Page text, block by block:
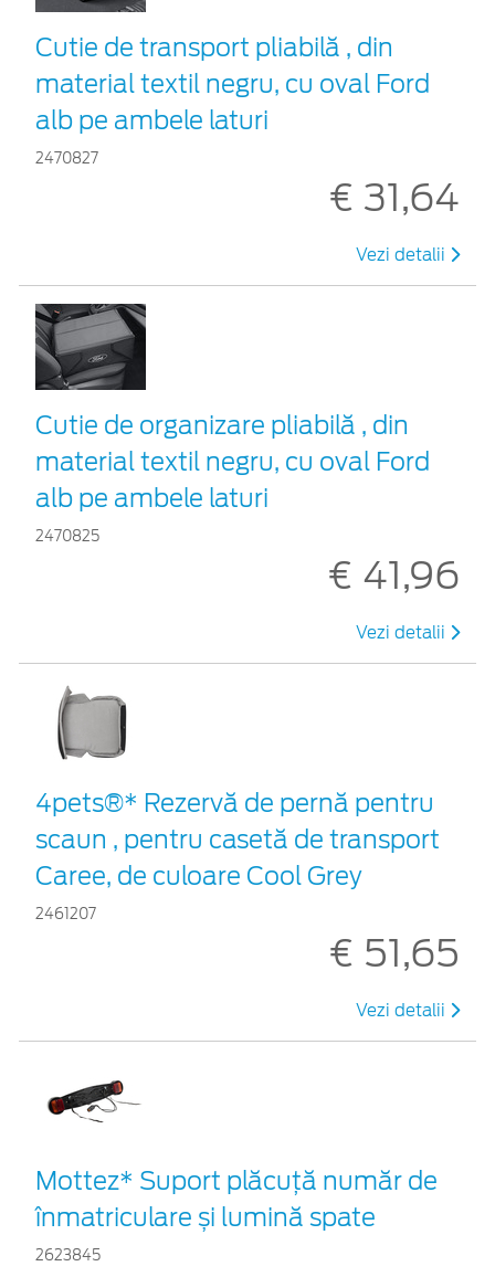
Cutie de transport pliabilă , din
material textil negru, cu oval Ford
alb pe ambele laturi
2470827
€ 31,64
Vezi detalii
Cutie de organizare pliabilă , din
material textil negru, cu oval Ford
alb pe ambele laturi
2470825
€ 41,96
Vezi detalii
4pets®* Rezervă de pernă pentru
scaun , pentru casetă de transport
Caree, de culoare Cool Grey
2461207
€ 51,65
Vezi detalii
Mottez* Suport plăcuță număr de
înmatriculare și lumină spate
2623845